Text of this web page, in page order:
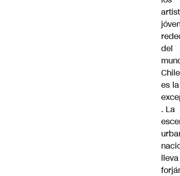
del
es la
. La